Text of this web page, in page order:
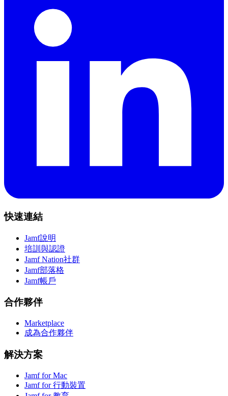
快速連結
Jamf說明
培訓與認證
Jamf Nation社群
Jamf部落格
Jamf帳戶
合作夥伴
Marketplace
成為合作夥伴
解決方案
Jamf for Mac
Jamf for 行動裝置